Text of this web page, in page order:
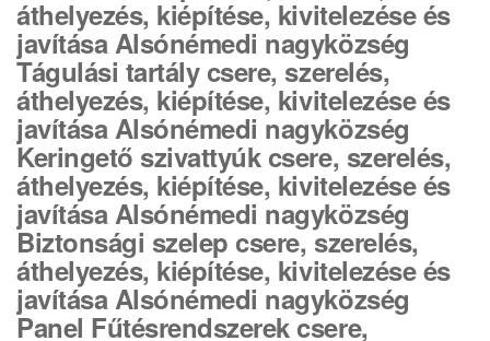
áthelyezés, kiépítése, kivitelezése és
javítása Alsónémedi nagyközség
Tágulási tartály csere, szerelés,
áthelyezés, kiépítése, kivitelezése és
javítása Alsónémedi nagyközség
Keringető szivattyúk csere, szerelés,
áthelyezés, kiépítése, kivitelezése és
javítása Alsónémedi nagyközség
Biztonsági szelep csere, szerelés,
áthelyezés, kiépítése, kivitelezése és
javítása Alsónémedi nagyközség
Panel Fűtésrendszerek csere,